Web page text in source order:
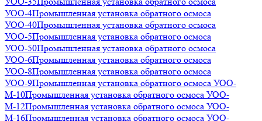
УОО-4Промышленная установка обратного осмоса
УОО-40Промышленная установка обратного осмоса
УОО-5Промышленная установка обратного осмоса
УОО-50Промышленная установка обратного осмоса
УОО-6Промышленная установка обратного осмоса
УОО-8Промышленная установка обратного осмоса
УОО-9Промышленная установка обратного осмоса УОО-
М-10Промышленная установка обратного осмоса УОО-
М-12Промышленная установка обратного осмоса УОО-
М-16Промышленная установка обратного осмоса УОО-